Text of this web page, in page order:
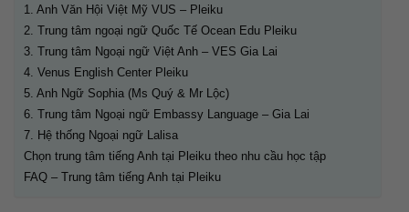
1. Anh Văn Hội Việt Mỹ VUS – Pleiku
2. Trung tâm ngoại ngữ Quốc Tế Ocean Edu Pleiku
3. Trung tâm Ngoại ngữ Việt Anh – VES Gia Lai
4. Venus English Center Pleiku
5. Anh Ngữ Sophia (Ms Quý & Mr Lộc)
6. Trung tâm Ngoại ngữ Embassy Language – Gia Lai
7. Hệ thống Ngoại ngữ Lalisa
Chọn trung tâm tiếng Anh tại Pleiku theo nhu cầu học tập
FAQ – Trung tâm tiếng Anh tại Pleiku